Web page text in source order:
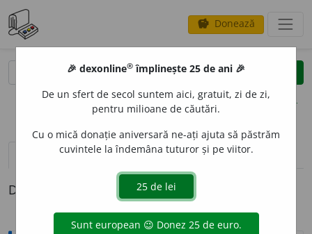
savings Donează
clear
opțiuni
definiții (1)
Definiția cu ID-ul 955050:
🎉 dexonline® împlinește 25 de ani 🎉
De un sfert de secol suntem aici, gratuit, zi de zi,
pentru milioane de căutări.
Cu o mică donație aniversară ne-ați ajuta să păstrăm
cuvintele la îndemâna tuturor și pe viitor.